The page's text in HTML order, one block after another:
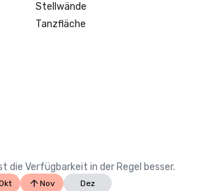
Stellwände
Tanzfläche
die Verfügbarkeit in der Regel besser.
Nov Dez